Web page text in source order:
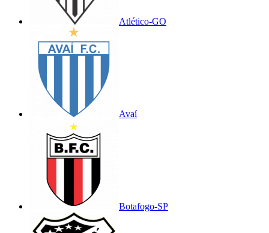
Atlético-GO
Avaí
Botafogo-SP